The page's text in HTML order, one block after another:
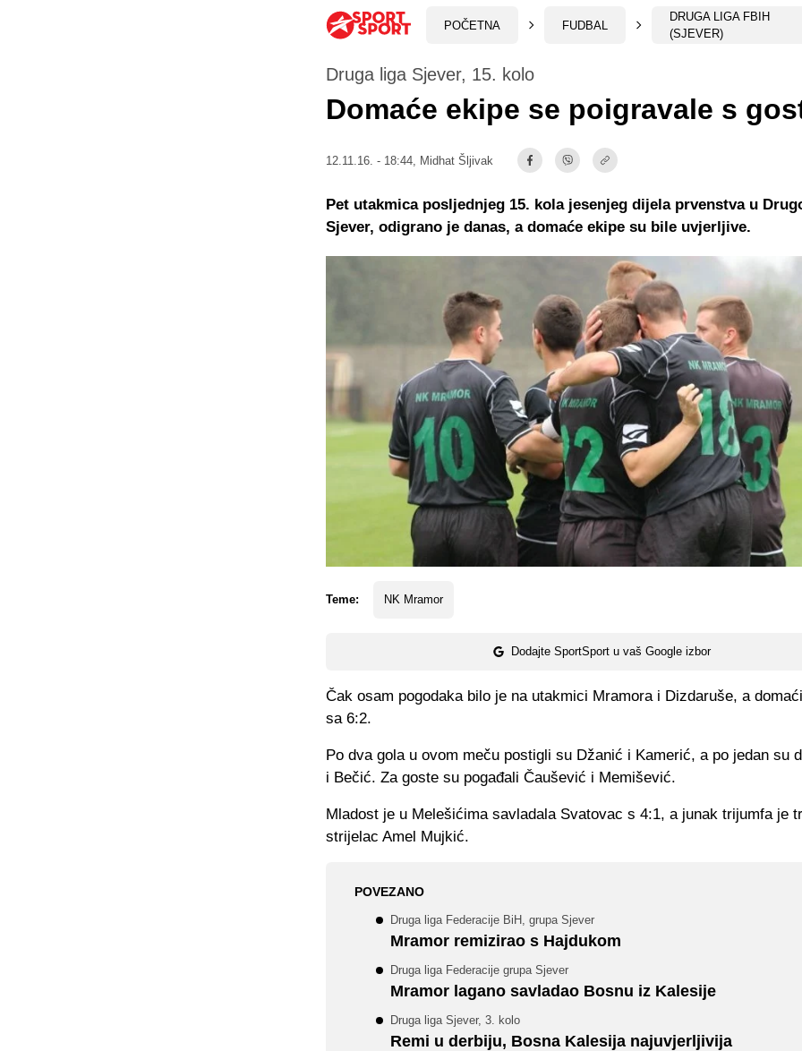
POČETNA FUDBAL
DRUGA LIGA FBIH
(SJEVER)
Druga liga Sjever, 15. kolo
Domaće ekipe se poigravale s
12.11.16. - 18:44, Midhat Šljivak
Teme: NK Mramor
Dodajte SportSport u vaš Google izbor
Pet utakmica posljednjeg 15. kola jesenjeg dijela prvenstva u
Sjever, odigrano je danas, a domaće ekipe su bile uvjerljive.
Čak osam pogodaka bilo je na utakmici Mramora i Dizdaruše, a
sa 6:2.
Po dva gola u ovom meču postigli su Džanić i Kamerić, a po jedan su
i Bečić. Za goste su pogađali Čaušević i Memišević.
Mladost je u Melešićima savladala Svatovac s 4:1, a junak trijumfa je
strijelac Amel Mujkić.
POVEZANO
Druga liga Federacije BiH, grupa Sjever
Mramor remizirao s Hajdukom
Druga liga Federacije grupa Sjever
Mramor lagano savladao Bosnu iz Kalesije
Druga liga Sjever, 3. kolo
Remi u derbiju, Bosna Kalesija najuvjerljivija